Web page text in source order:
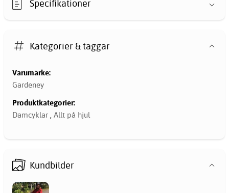
Specifikationer
Kategorier & taggar
Varumärke:
Gardeney
Produktkategorier:
Damcyklar Allt på hjul
Kundbilder